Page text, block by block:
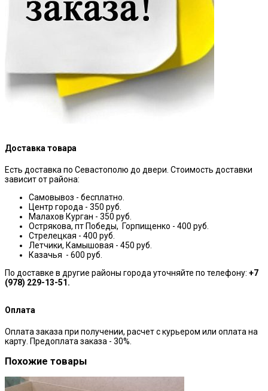
Доставка товара
Есть доставка по Севастополю до двери. Стоимость доставки
зависит от района:
Самовывоз - бесплатно.
Центр города - 350 руб.
Малахов Курган - 350 руб.
Острякова, пт Победы, Горпищенко - 400 руб.
Стрелецкая - 400 руб.
Летчики, Камышовая - 450 руб.
Казачья - 600 руб.
По доставке в другие районы города уточняйте по телефону: +7
(978) 229-13-51.
Оплата
Оплата заказа при получении, расчет с курьером или оплата на
карту. Предоплата заказа - 30%.
Похожие товары